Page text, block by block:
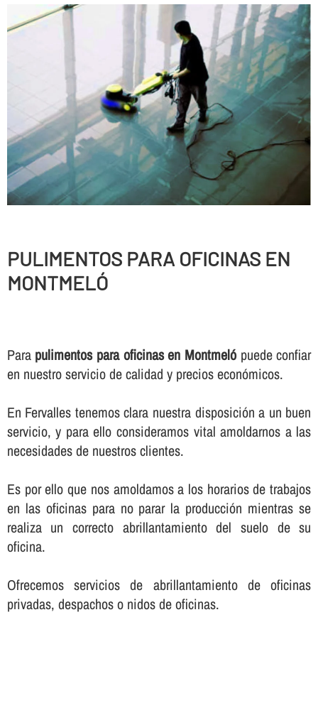
PULIMENTOS PARA OFICINAS EN
MONTMELÓ
Para pulimentos para oficinas en Montmelópuede confiar
en nuestro servicio de calidad y precios económicos.
En Fervalles tenemos clara nuestra disposición a un buen
servicio, y para ello consideramos vital amoldarnos a las
necesidades de nuestros clientes.
Es por ello que nos amoldamos a los horarios de trabajos
en las oficinas para no parar la producción mientras se
realiza un correcto abrillantamiento del suelo de su
oficina.
Ofrecemos servicios de abrillantamiento de oficinas
privadas, despachos o nidos de oficinas.